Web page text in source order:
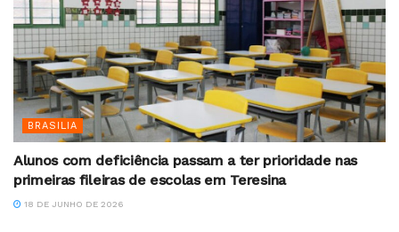
BRASILIA
Alunos com deficiência passam a ter prioridade nas
primeiras fileiras de escolas em Teresina
18 DE JUNHO DE 2026